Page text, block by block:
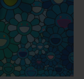
SPIRIT OF BIG
ESSENTIAL
LIGNE